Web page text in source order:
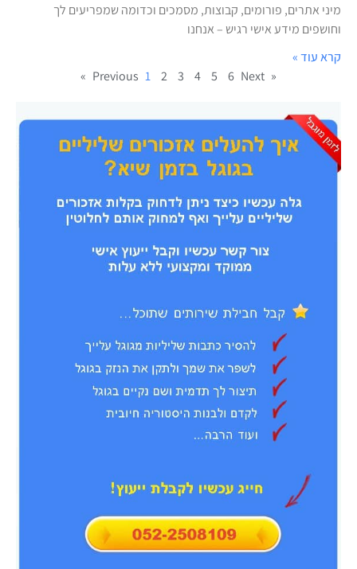
מיני אתרים, פורומים, קבוצות, מסמכים וכדומה שמפריעים לך
וחושפים מידע אישי רגיש – אנחנו
קרא עוד »
« Previous
1 2 3 4 5 6 Next »